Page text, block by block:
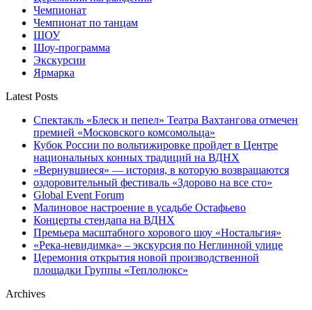
Чемпионат
Чемпионат по танцам
ШОУ
Шоу-программа
Экскурсии
Ярмарка
Latest Posts
Спектакль «Блеск и пепел» Театра Вахтангова отмечен
премией «Московского комсомольца»
Кубок России по вольтижировке пройдет в Центре
национальных конных традиций на ВДНХ
«Вернувшиеся» — история, в которую возвращаются
оздоровительный фестиваль «Здорово на все сто»
Global Event Forum
Малиновое настроение в усадьбе Остафьево
Концерты стендапа на ВДНХ
Премьера масштабного хорового шоу «Ностальгия»
«Река-невидимка» – экскурсия по Неглинной улице
Церемония открытия новой производственной
площадки Группы «Теплолюкс»
Archives